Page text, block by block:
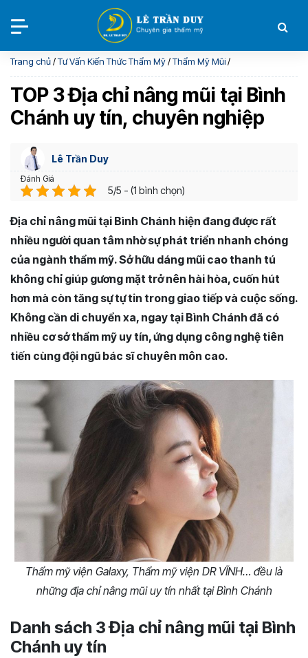
Trang chủ/Tư Vấn Kiến Thức Thẩm Mỹ/Thẩm Mỹ Mũi/
TOP 3 Địa chỉ nâng mũi tại Bình
Chánh uy tín, chuyên nghiệp
Lê Trần Duy
Đánh Giá
5/5 - (1 bình chọn)
Địa chỉ nâng mũi tại Bình Chánh hiện đang được rất
nhiều người quan tâm nhờ sự phát triển nhanh chóng
của ngành thẩm mỹ. Sở hữu dáng mũi cao thanh tú
không chỉ giúp gương mặt trở nên hài hòa, cuốn hút
hơn mà còn tăng sự tự tin trong giao tiếp và cuộc sống.
Không cần di chuyển xa, ngay tại Bình Chánh đã có
nhiều cơ sở thẩm mỹ uy tín, ứng dụng công nghệ tiên
tiến cùng đội ngũ bác sĩ chuyên môn cao.
Thẩm mỹ viện Galaxy, Thẩm mỹ viện DR VĨNH… đều là
những địa chỉ nâng mũi uy tín nhất tại Bình Chánh
Danh sách 3 Địa chỉ nâng mũi tại Bình
Chánh uy tín